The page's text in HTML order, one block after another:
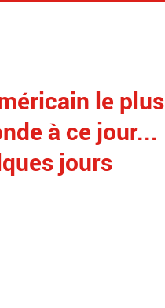
le plus
à ce jour...
jours